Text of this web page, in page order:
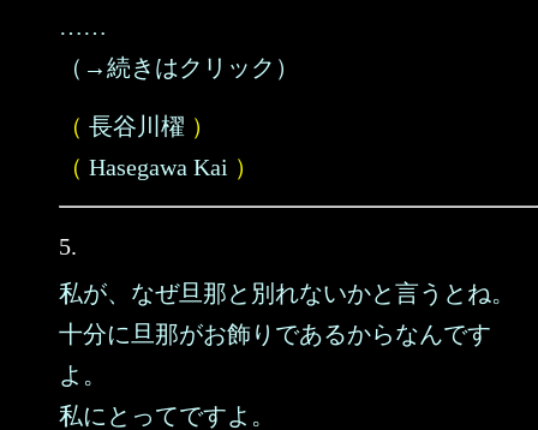
……
（→続きはクリック）
（ 長谷川櫂 ）
（ Hasegawa Kai ）
5.
私が、なぜ旦那と別れないかと言うとね。
十分に旦那がお飾りであるからなんです
よ。
私にとってですよ。